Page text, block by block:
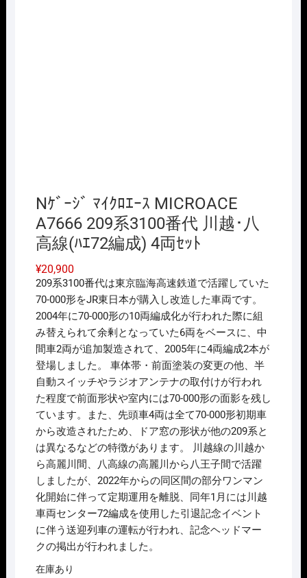
Nｹﾞｰｼﾞ ﾏｲｸﾛｴｰｽ MICROACE
A7666 209系3100番代 川越･八
高線(ﾊｴ72編成) 4両ｾｯﾄ
¥20,900
209系3100番代は東京臨海高速鉄道で活躍していた
70-000形をJR東日本が購入し改造した車両です。
2004年に70-000形の10両編成化が行われた際に組
み替えられて余剰となっていた6両をベースに、中
間車2両が追加製造されて、2005年に4両編成2本が
登場しました。 車体帯・前面塗装の変更の他、半
自動スイッチやラジオアンテナの取付けが行われ
た程度で前面形状や室内には70-000形の面影を残し
ています。また、先頭車4両は全て70-000形初期車
から改造されたため、ドア窓の形状が他の209系と
は異なるなどの特徴があります。 川越線の川越か
ら高麗川間、八高線の高麗川から八王子間で活躍
しましたが、2022年からの同区間の部分ワンマン
化開始に伴って定期運用を離脱、同年1月には川越
車両センター72編成を使用した引退記念イベント
に伴う送迎列車の運転が行われ、記念ヘッドマー
クの掲出が行われました。
在庫あり